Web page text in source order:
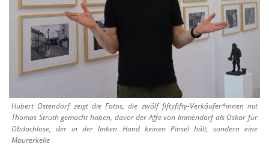
Hubert Ostendorf zeigt die Fotos, die zwölf fiftyfifty-Verkäufer*innen mit
Thomas Struth gemacht haben, davor der Affe von Immendorf als Oskar für
Obdachlose, der in der linken Hand keinen Pinsel hält, sondern eine
Maurerkelle